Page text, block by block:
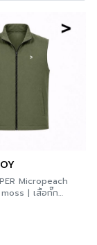
Micropeach